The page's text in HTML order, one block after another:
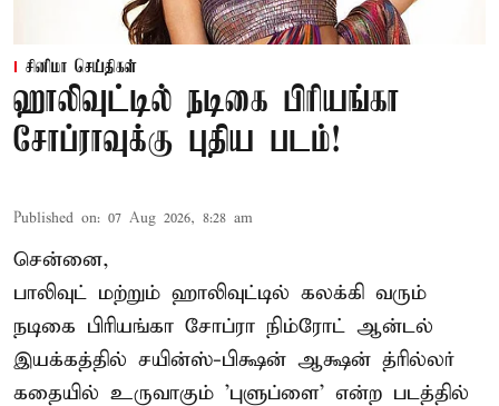
சினிமா செய்திகள்
ஹாலிவுட்டில் நடிகை பிரியங்கா
சோப்ராவுக்கு புதிய படம்!
Published on: 07 Aug 2026, 8:28 am
சென்னை,
பாலிவுட் மற்றும் ஹாலிவுட்டில் கலக்கி வரும்
நடிகை பிரியங்கா சோப்ரா நிம்ரோட் ஆன்டல்
இயக்கத்தில் சயின்ஸ்-பிக்ஷன் ஆக்ஷன் த்ரில்லர்
கதையில் உருவாகும் 'புளுப்ளை' என்ற படத்தில்